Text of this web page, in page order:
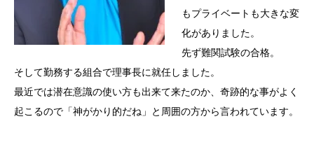
もプライベートも大きな変
化がありました。
先ず難関試験の合格。
そして勤務する組合で理事長に就任しました。
最近では潜在意識の使い方も出来て来たのか、奇跡的な事がよく
起こるので「神がかり的だね」と周囲の方から言われています。